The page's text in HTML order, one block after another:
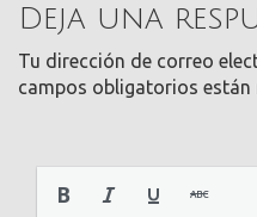
Deja una
Tu dirección de correo
campos obligatorios están